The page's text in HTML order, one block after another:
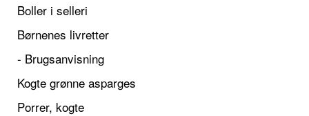
Boller i selleri
Børnenes livretter
- Brugsanvisning
Kogte grønne asparges
Porrer, kogte